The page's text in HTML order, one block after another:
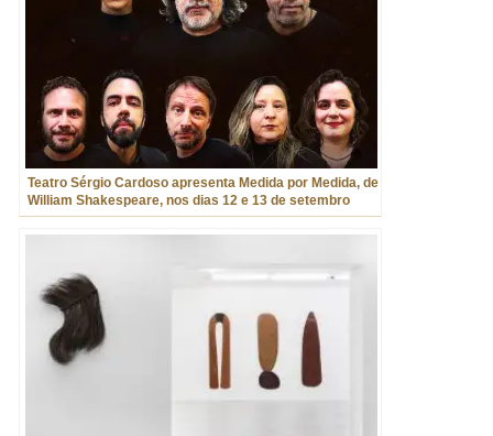
Teatro Sérgio Cardoso apresenta Medida por Medida, de
William Shakespeare, nos dias 12 e 13 de setembro